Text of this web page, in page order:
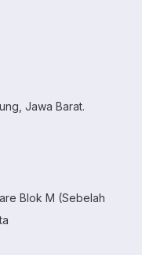
Jawa Barat.
Blok M (Sebelah